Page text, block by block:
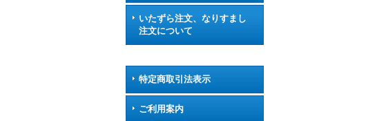
いたずら注文、なりすまし
注文について
特定商取引法表示
ご利用案内